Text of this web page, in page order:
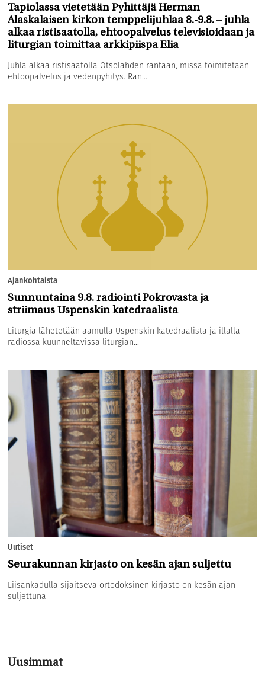
Tapiolassa vietetään Pyhittäjä Herman
Alaskalaisen kirkon temppelijuhlaa 8.-9.8. – juhla
alkaa ristisaatolla, ehtoopalvelus televisioidaan ja
liturgian toimittaa arkkipiispa Elia
Juhla alkaa ristisaatolla Otsolahden rantaan, missä toimitetaan
ehtoopalvelus ja vedenpyhitys. Ran...
Ajankohtaista
Sunnuntaina 9.8. radiointi Pokrovasta ja
striimaus Uspenskin katedraalista
Liturgia lähetetään aamulla Uspenskin katedraalista ja illalla
radiossa kuunneltavissa liturgian...
Uutiset
Seurakunnan kirjasto on kesän ajan suljettu
Liisankadulla sijaitseva ortodoksinen kirjasto on kesän ajan
suljettuna
Uusimmat